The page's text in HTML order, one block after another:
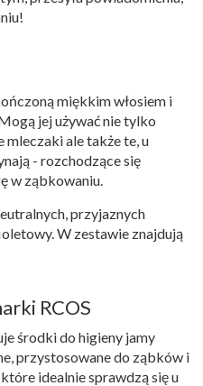
miękkim włosiem i
jej używać nie tylko
mleczaki ale także te, u
- rozchodzące się
w ząbkowaniu.
przyjaznych
W zestawie znajdują
RCOS
środki do higieny jamy
przystosowane do ząbków i
idealnie sprawdzą się u